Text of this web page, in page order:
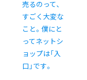
売るのって、
すごく大変な
こと。僕にと
ってネットシ
ョップは「入
口」です。